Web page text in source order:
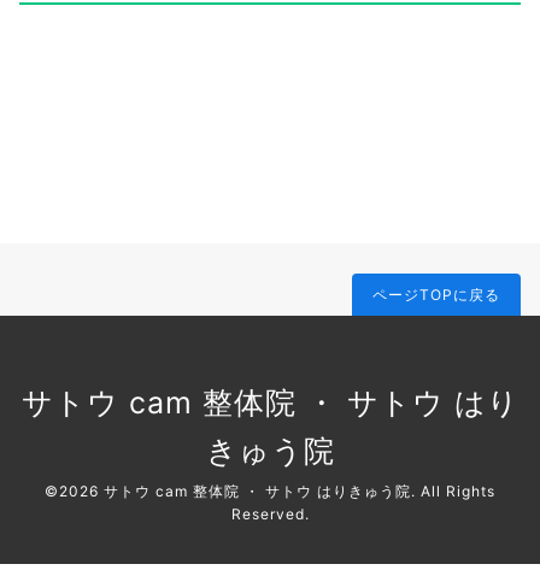
ページTOPに戻る
サトウ cam 整体院 ・ サトウ はり
きゅう院
©2026 サトウ cam 整体院 ・ サトウ はりきゅう院. All Rights
Reserved.